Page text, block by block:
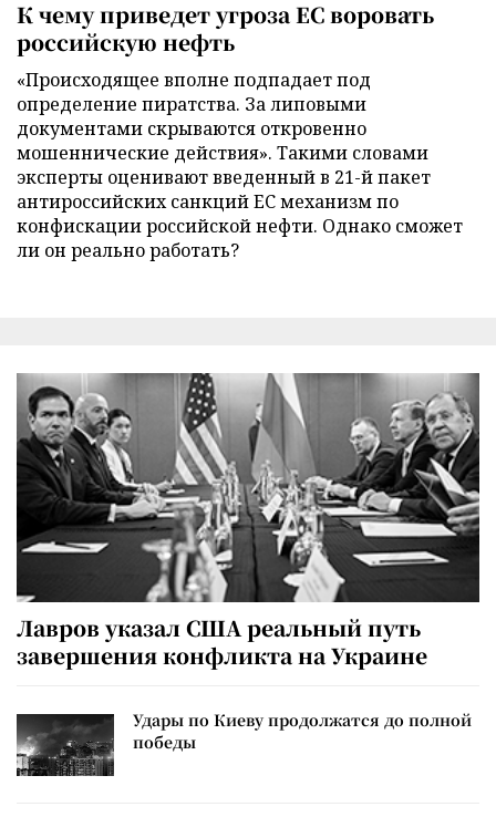
К чему приведет угроза ЕС воровать
российскую нефть
«Происходящее вполне подпадает под
определение пиратства. За липовыми
документами скрываются откровенно
мошеннические действия». Такими словами
эксперты оценивают введенный в 21-й пакет
антироссийских санкций ЕС механизм по
конфискации российской нефти. Однако сможет
ли он реально работать?
Лавров указал США реальный путь
завершения конфликта на Украине
Удары по Киеву продолжатся до полной
победы